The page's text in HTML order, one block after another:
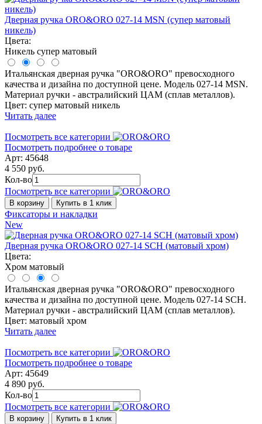
Дверная ручка ORO&ORO 027-14 MSN (супер матовый
никель)
Цвета:
Никель супер матовый
Итальянская дверная ручка "ORO&ORO" превосходного
качества и дизайна по доступной цене. Модель 027-14 MSN.
Материал ручки - австралийский ЦАМ (сплав металлов).
Цвет: супер матовый никель
Читать далее
Посмотреть все категории
Посмотреть подробнее о товаре
Арт: 45648
4 550 руб.
Кол-во
Посмотреть все категории
В корзину Купить в 1 клик
Фиксаторы и накладки
New
Дверная ручка ORO&ORO 027-14 SCH (матовый хром)
Цвета:
Хром матовый
Итальянская дверная ручка "ORO&ORO" превосходного
качества и дизайна по доступной цене. Модель 027-14 SCH.
Материал ручки - австралийский ЦАМ (сплав металлов).
Цвет: матовый хром
Читать далее
Посмотреть все категории
Посмотреть подробнее о товаре
Арт: 45649
4 890 руб.
Кол-во
Посмотреть все категории
В корзину Купить в 1 клик